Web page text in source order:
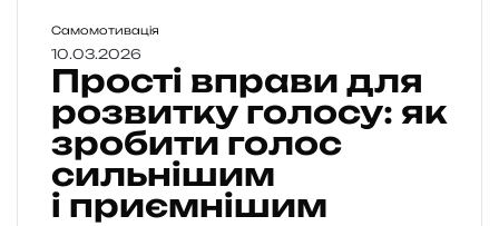
:
5
п
о
ш
р
П
р
о
т
і
в
п
р
Самомотивація
10.03.2026
Прості вправи для
розвитку голосу: як
зробити голос
сильнішим
і приємнішим